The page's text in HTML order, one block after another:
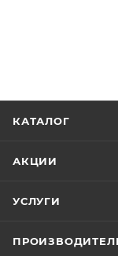
КАТАЛОГ
АКЦИИ
УСЛУГИ